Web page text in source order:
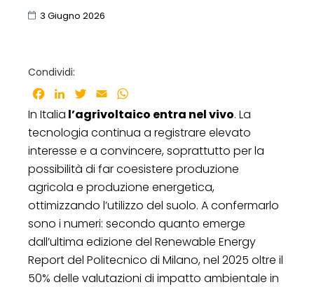
3 Giugno 2026
Condividi:
Facebook
LinkedInTwitter
Email
In Italia l’agrivoltaico entra nel vivo. La
tecnologia continua a registrare elevato
interesse e a convincere, soprattutto per la
possibilità di far coesistere produzione
agricola e produzione energetica,
ottimizzando l’utilizzo del suolo. A confermarlo
sono i numeri: secondo quanto emerge
dall’ultima edizione del Renewable Energy
Report del Politecnico di Milano, nel 2025 oltre il
50% delle valutazioni di impatto ambientale in